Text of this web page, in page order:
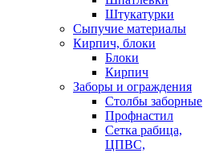
Штукатурки
Сыпучие материалы
Кирпич, блоки
Блоки
Кирпич
Заборы и ограждения
Столбы заборные
Профнастил
Сетка рабица,
ЦПВС,